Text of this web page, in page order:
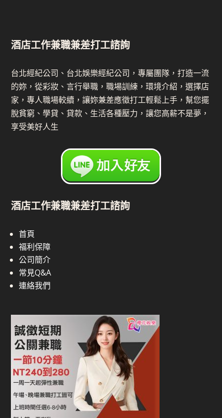
酒店工作兼職兼差打工諮詢
台北經紀公司、台北娛樂經紀公司，專屬團隊，打造一流
的妳，從彩妝、言行舉職，職場訓練，環境介紹，選擇店
家，專人職場較續，讓妳兼差應徵打工輕鬆上手，幫您擺
脫貧窮、學貸、貸款、生活各種壓力，讓您高薪不是夢，
享受美好人生
酒店工作兼職兼差打工諮詢
首頁
福利保障
公司簡介
常見Q&A
連絡我們